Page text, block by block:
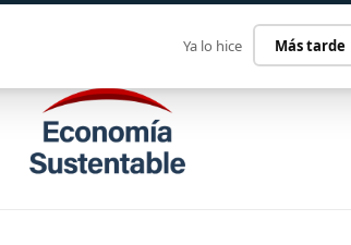
Ya lo hice Más tarde